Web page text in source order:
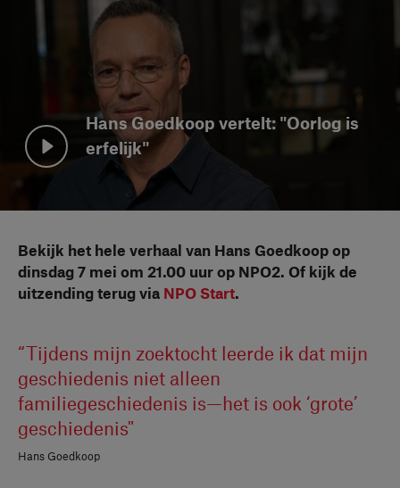
Hans Goedkoop vertelt: "Oorlog is
erfelijk"
Bekijk het hele verhaal van Hans Goedkoop op
dinsdag 7 mei om 21.00 uur op NPO2. Of kijk de
uitzending terug via NPO Start.
“Tijdens mijn zoektocht leerde ik dat mijn
geschiedenis niet alleen
familiegeschiedenis is—het is ook ‘grote’
geschiedenis"
Hans Goedkoop